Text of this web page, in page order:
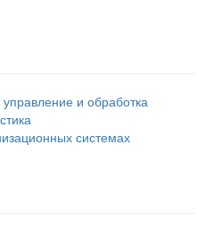
и обработка
системах